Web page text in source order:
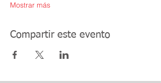
Mostrar más
Compartir este evento